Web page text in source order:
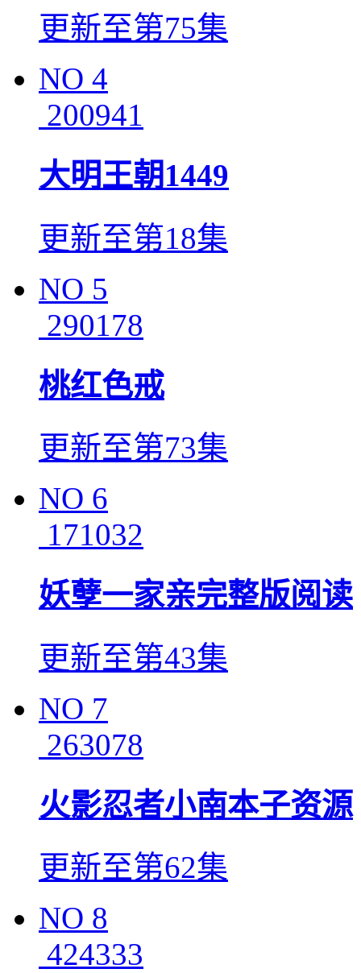
更新至第75集
NO 4
200941
大明王朝1449
更新至第18集
NO 5
290178
桃红色戒
更新至第73集
NO 6
171032
妖孽一家亲完整版阅读
更新至第43集
NO 7
263078
火影忍者小南本子资源
更新至第62集
NO 8
424333